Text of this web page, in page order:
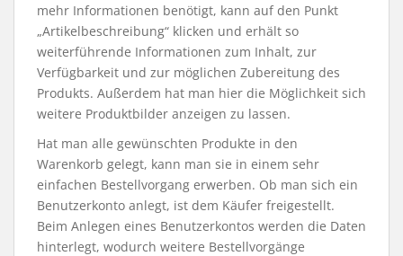
mehr Informationen benötigt, kann auf den Punkt
„Artikelbeschreibung“ klicken und erhält so
weiterführende Informationen zum Inhalt, zur
Verfügbarkeit und zur möglichen Zubereitung des
Produkts. Außerdem hat man hier die Möglichkeit sich
weitere Produktbilder anzeigen zu lassen.
Hat man alle gewünschten Produkte in den
Warenkorb gelegt, kann man sie in einem sehr
einfachen Bestellvorgang erwerben. Ob man sich ein
Benutzerkonto anlegt, ist dem Käufer freigestellt.
Beim Anlegen eines Benutzerkontos werden die Daten
hinterlegt, wodurch weitere Bestellvorgänge